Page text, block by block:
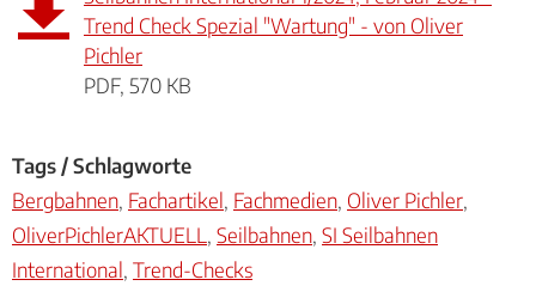
Trend Check Spezial "Wartung" - von Oliver
Pichler
PDF, 570 KB
Tags / Schlagworte
Bergbahnen, Fachartikel, Fachmedien, Oliver Pichler,
OliverPichlerAKTUELL , Seilbahnen, SI Seilbahnen
International, Trend-Checks